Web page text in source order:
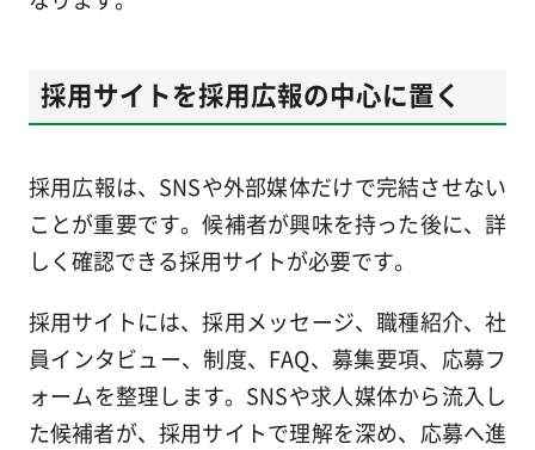
採用サイトを採用広報の中心に置く
採用広報は、SNSや外部媒体だけで完結させない
ことが重要です。候補者が興味を持った後に、詳
しく確認できる採用サイトが必要です。
採用サイトには、採用メッセージ、職種紹介、社
員インタビュー、制度、FAQ、募集要項、応募フ
ォームを整理します。SNSや求人媒体から流入し
た候補者が、採用サイトで理解を深め、応募へ進